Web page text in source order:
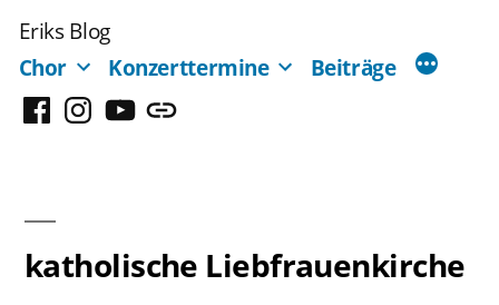
Inhalt
springen
Eriks Blog
Chor
Konzerttermine Beiträge
FacebookInstagram
YouTubeMastodon
katholische Liebfrauenkirche